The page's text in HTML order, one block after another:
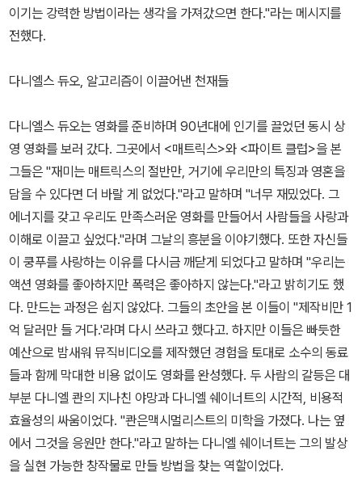
이기는 강력한 방법이라는 생각을 가져갔으면 한다."라는 메시지를
전했다.
다니엘스 듀오, 알고리즘이 이끌어낸 천재들
다니엘스 듀오는 영화를 준비하며 90년대에 인기를 끌었던 동시 상
영 영화를 보러 갔다. 그곳에서 <매트릭스>와 <파이트 클럽>을 본
그들은 "재미는 매트릭스의 절반만, 거기에 우리만의 특징과 영혼을
담을 수 있다면 더 바랄 게 없었다."라고 말하며 "너무 재밌었다. 그
에너지를 갖고 우리도 만족스러운 영화를 만들어서 사람들을 사랑과
이해로 이끌고 싶었다."라며 그날의 흥분을 이야기했다. 또한 자신들
이 쿵푸를 사랑하는 이유를 다시금 깨닫게 되었다고 말하며 "우리는
액션 영화를 좋아하지만 폭력은 좋아하지 않는다."라고 밝히기도 했
다. 만드는 과정은 쉽지 않았다. 그들의 초안을 본 이들이 "제작비만 1
억 달러만 들 거다.'라며 다시 쓰라고 했다고. 하지만 이들은 빠듯한
예산으로 밤새워 뮤직비디오를 제작했던 경험을 토대로 소수의 동료
들과 함께 막대한 비용 없이도 영화를 완성했다. 두 사람의 갈등은 대
부분 다니엘 콴의 지나친 야망과 다니엘 쉐이너트의 시간적, 비용적
효율성의 싸움이었다. "콴은맥시멀리스트의 미학을 가졌다. 나는 옆
에서 그것을 응원만 한다."라고 말하는 다니엘 쉐이너트는 그의 발상
을 실현 가능한 창작물로 만들 방법을 찾는 역할이었다.